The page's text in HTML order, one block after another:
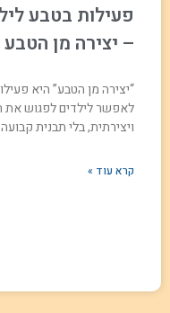
פעילות בטבע
– יצירה מן הטבע
“יצירה מן הטבע” היא
לאפשר לילדים לפגוש את
ויצירתית, בלי תבנית
קרא עוד »